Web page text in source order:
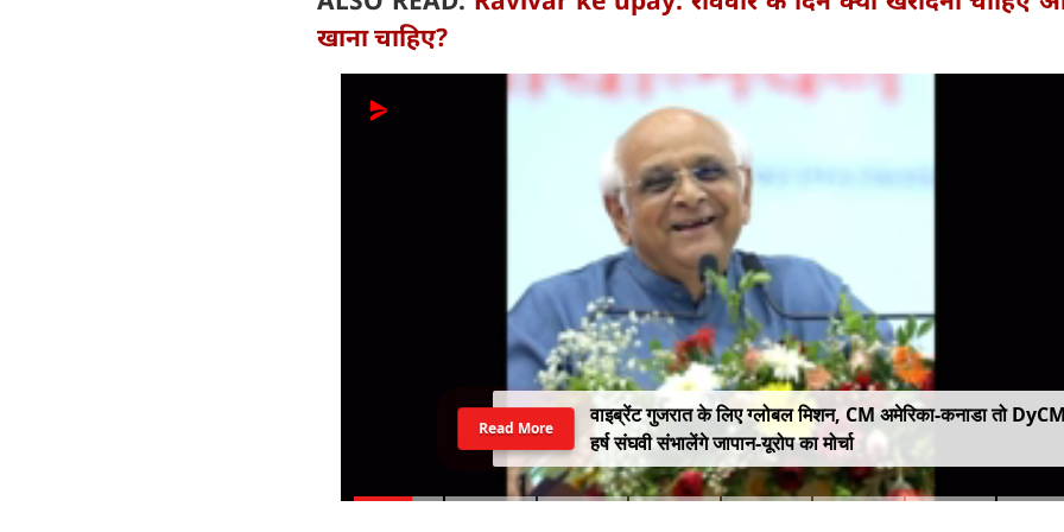
खाना चाहिए?
वाइब्रेंट गुजरात के लिए ग्लोबल मिशन, CM अमेरिका-कनाडा तो DyCM
हर्ष संघवी संभालेंगे जापान-यूरोप का मोर्चा
Read More